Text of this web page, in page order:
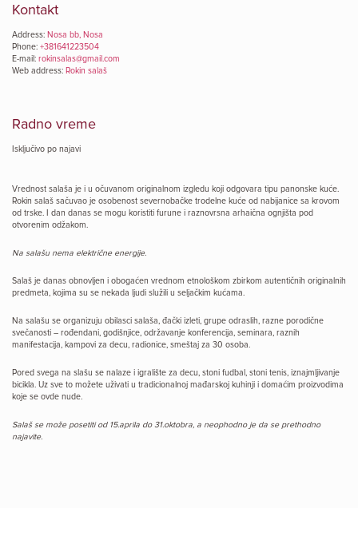
Kontakt
Address: Nosa bb, Nosa
Phone: +381641223504
E-mail: rokinsalas@gmail.com
Web address: Rokin salaš
Radno vreme
Isključivo po najavi
Vrednost salaša je i u očuvanom originalnom izgledu koji odgovara tipu panonske kuće.
Rokin salaš sačuvao je osobenost severnobačke trodelne kuće od nabijanice sa krovom
od trske. I dan danas se mogu koristiti furune i raznovrsna arhaična ognjišta pod
otvorenim odžakom.
Na salašu nema električne energije.
Salaš je danas obnovljen i obogaćen vrednom etnološkom zbirkom autentičnih originalnih
predmeta, kojima su se nekada ljudi služili u seljačkim kućama.
Na salašu se organizuju obilasci salaša, đački izleti, grupe odraslih, razne porodične
svečanosti – rođendani, godišnjice, održavanje konferencija, seminara, raznih
manifestacija, kampovi za decu, radionice, smeštaj za 30 osoba.
Pored svega na slašu se nalaze i igralište za decu, stoni fudbal, stoni tenis, iznajmljivanje
bicikla. Uz sve to možete uživati u tradicionalnoj mađarskoj kuhinji i domaćim proizvodima
koje se ovde nude.
Salaš se može posetiti od 15.aprila do 31.oktobra, a neophodno je da se prethodno
najavite.